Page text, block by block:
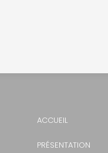
ACCUEIL
PRÉSENTATION